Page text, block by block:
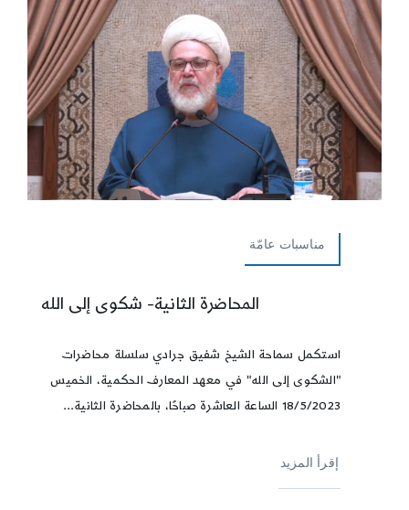
مناسبات عامّة
المحاضرة الثانية- شكوى إلى الله
استكمل سماحة الشيخ شفيق جرادي سلسلة محاضرات
"الشكوى إلى الله" في معهد المعارف الحكمية، الخميس
18/5/2023 الساعة العاشرة صباحًا، بالمحاضرة الثانية...
إقرأ المزيد